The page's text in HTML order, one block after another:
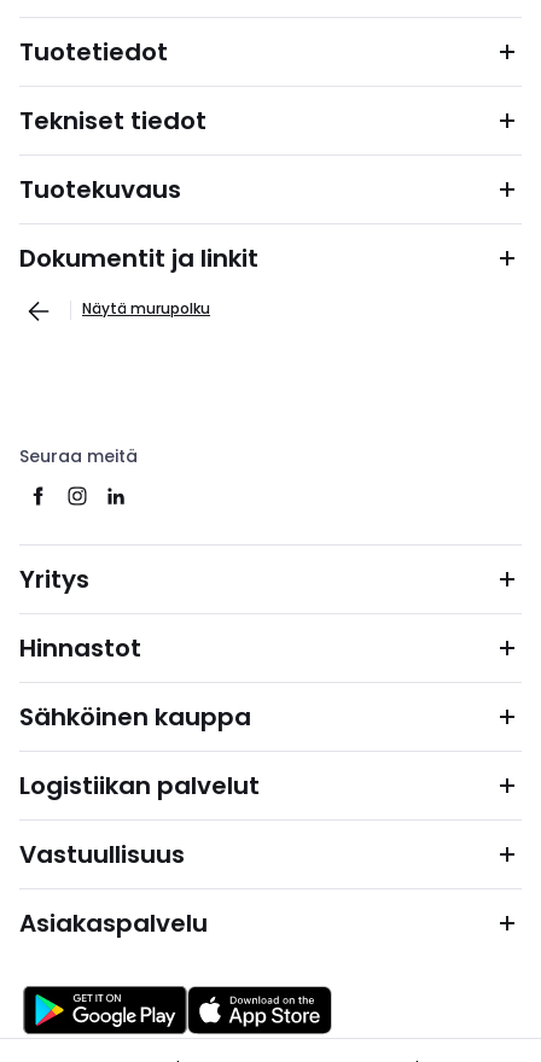
Tuotetiedot
Tekniset tiedot
Tuotekuvaus
Dokumentit ja linkit
Näytä murupolku
Seuraa meitä
Yritys
Hinnastot
Sähköinen kauppa
Logistiikan palvelut
Vastuullisuus
Asiakaspalvelu